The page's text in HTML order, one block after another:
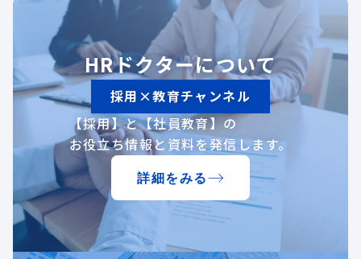
HRドクターについて
採用×教育チャンネル
【採用】と【社員教育】の
お役立ち情報と資料を発信します。
詳細をみる